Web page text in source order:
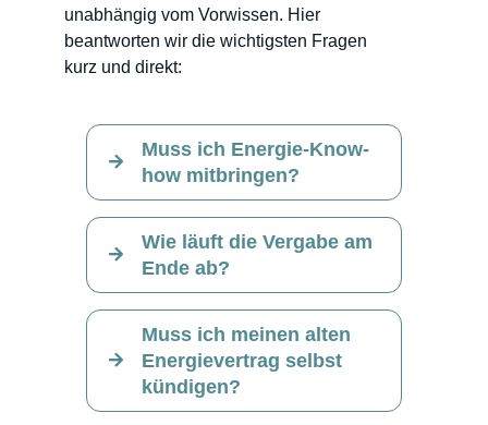
unabhängig vom Vorwissen. Hier
beantworten wir die wichtigsten Fragen
kurz und direkt:
Muss ich Energie-Know-
how mitbringen?
Wie läuft die Vergabe am
Ende ab?
Muss ich meinen alten
Energievertrag selbst
kündigen?